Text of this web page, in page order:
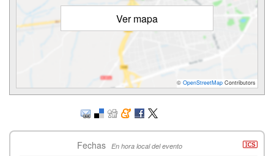
Ver mapa
© OpenStreetMap Contributors
Fechas En hora local del evento